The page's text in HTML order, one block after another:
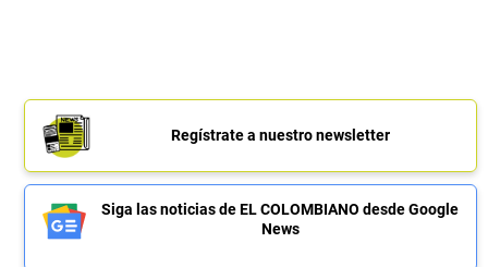
Regístrate a nuestro newsletter
Siga las noticias de EL COLOMBIANO desde Google
News